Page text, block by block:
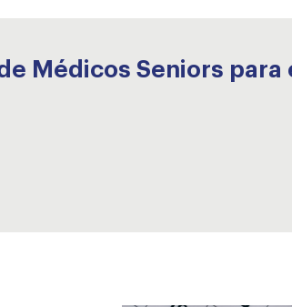
Médicos Seniors para